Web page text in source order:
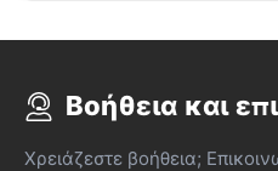
Βοήθεια και
Χρειάζεστε βοήθεια;